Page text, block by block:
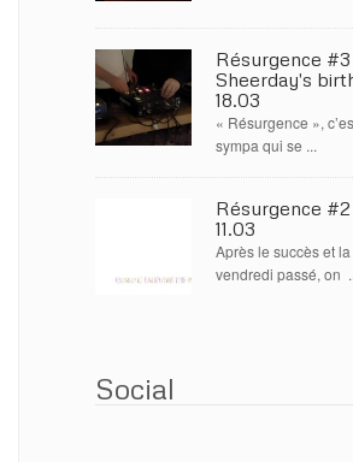
Résurgence
Sheerday's
18.03
« Résurgence »,
sympa qui se ...
Résurgence
11.03
Après le succès et
vendredi passé, on
Social